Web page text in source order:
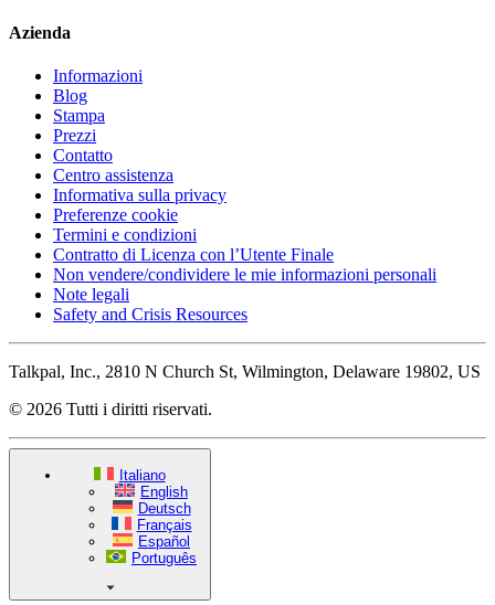
Azienda
Informazioni
Blog
Stampa
Prezzi
Contatto
Centro assistenza
Informativa sulla privacy
Preferenze cookie
Termini e condizioni
Contratto di Licenza con l’Utente Finale
Non vendere/condividere le mie informazioni personali
Note legali
Safety and Crisis Resources
Talkpal, Inc., 2810 N Church St, Wilmington, Delaware 19802, US
© 2026 Tutti i diritti riservati.
Italiano
English
Deutsch
Français
Español
Português